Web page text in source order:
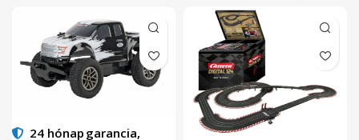
24 hónap garancia,